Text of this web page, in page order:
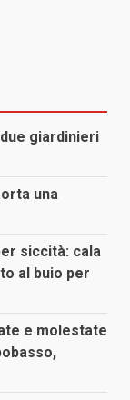
giardinieri
una
siccità: cala
al buio per
e molestate